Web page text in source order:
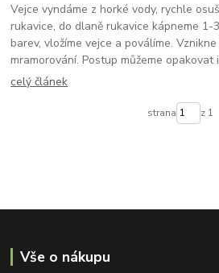
Vejce vyndáme z horké vody, rychle
rukavice, do dlaně rukavice kápneme 1-
barev, vložíme vejce a poválíme.
mramorování. Postup můžeme opakovat
celý článek
strana z 1
Vše o nákupu